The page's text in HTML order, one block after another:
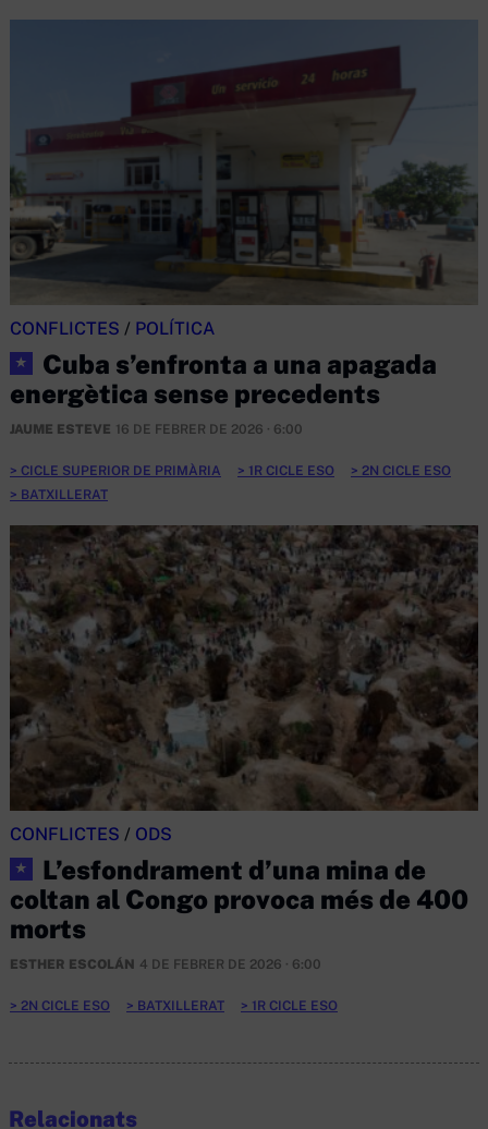
CONFLICTES / POLÍTICA
★
Cuba s’enfronta a una apagada
energètica sense precedents
JAUME ESTEVE 16 DE FEBRER DE 2026 · 6:00
CICLE SUPERIOR DE PRIMÀRIA 1R CICLE ESO
2N CICLE ESO
BATXILLERAT
CONFLICTES / ODS
★
L’esfondrament d’una mina de
coltan al Congo provoca més de 400
morts
ESTHER ESCOLÁN 4 DE FEBRER DE 2026 · 6:00
2N CICLE ESO BATXILLERAT 1R CICLE ESO
Relacionats